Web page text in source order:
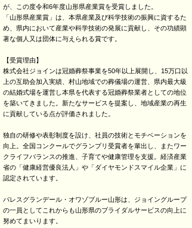
が、この度令和6年度山形県産業賞を受賞しました。
「山形県産業賞」は、本県産業及び科学技術の振興に資するた
め、県内において産業や科学技術の発展に貢献し、その功績顕
著な個人又は団体に与えられる賞です。
【受賞理由】
株式会社ジョインは冠婚葬祭事業を50年以上展開し、15万口以
上の互助会加入実績、村山地域での葬儀場の運営、県内最大級
の結婚式場を運営し本県を代表する冠婚葬祭業者としての地位
を築いてきました。新たなサービスを提案し、地域産業の再生
に貢献している点が評価されました。
独自の研修や表彰制度を設け、社員の技術とモチベーションを
向上。全国コンクールでグランプリ受賞者を輩出し、またワー
クライフバランスの推進、子育てや健康管理を支援。経済産業
省の「健康経営優良法人」や「ダイヤモンドスマイル企業」に
認定されています。
パレスグランデール・オワゾブルー山形は、ジョイングループ
の一員としてこれからも山形県のブライダルサービスの向上に
努めてまいります。